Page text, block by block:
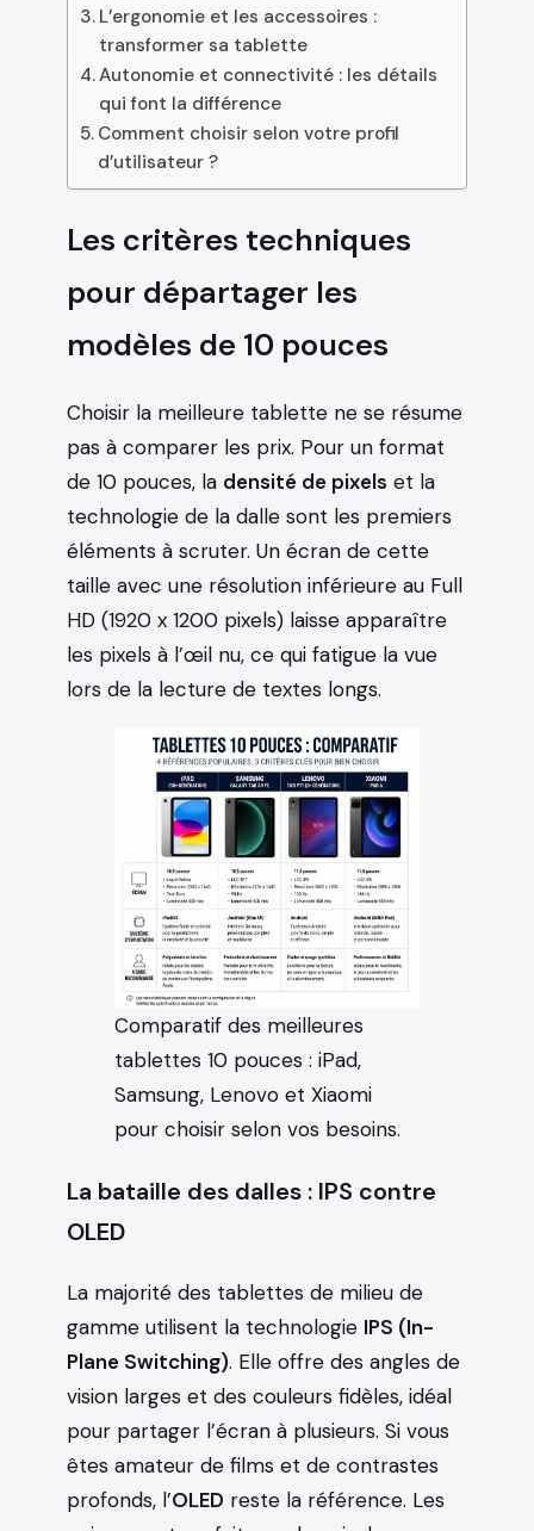
L’ergonomie et les accessoires :
transformer sa tablette
Autonomie et connectivité : les détails
qui font la différence
Comment choisir selon votre profil
d’utilisateur ?
Les critères techniques
pour départager les
modèles de 10 pouces
Choisir la meilleure tablette ne se résume
pas à comparer les prix. Pour un format
de 10 pouces, la densité de pixels et la
technologie de la dalle sont les premiers
éléments à scruter. Un écran de cette
taille avec une résolution inférieure au Full
HD (1920 x 1200 pixels) laisse apparaître
les pixels à l’œil nu, ce qui fatigue la vue
lors de la lecture de textes longs.
Comparatif des meilleures
tablettes 10 pouces : iPad,
Samsung, Lenovo et Xiaomi
pour choisir selon vos besoins.
La bataille des dalles : IPS contre
OLED
La majorité des tablettes de milieu de
gamme utilisent la technologie IPS (In-
Plane Switching). Elle offre des angles de
vision larges et des couleurs fidèles, idéal
pour partager l’écran à plusieurs. Si vous
êtes amateur de films et de contrastes
profonds, l’OLED reste la référence. Les